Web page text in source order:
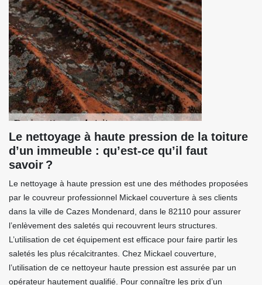
Le nettoyage à haute pression de la toiture
d’un immeuble : qu’est-ce qu’il faut
savoir ?
Le nettoyage à haute pression est une des méthodes proposées
par le couvreur professionnel Mickael couverture à ses clients
dans la ville de Cazes Mondenard, dans le 82110 pour assurer
l’enlèvement des saletés qui recouvrent leurs structures.
L’utilisation de cet équipement est efficace pour faire partir les
saletés les plus récalcitrantes. Chez Mickael couverture,
l’utilisation de ce nettoyeur haute pression est assurée par un
opérateur hautement qualifié. Pour connaître les prix d’un